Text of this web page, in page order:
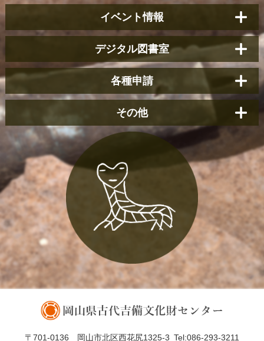
イベント情報
デジタル図書室
各種申請
その他
〒701-0136 岡山市北区西花尻1325-3 Tel:086-293-3211